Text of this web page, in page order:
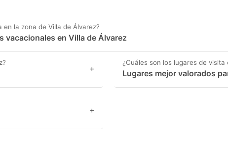
la zona de Villa de Álvarez?
vacacionales en Villa de Álvarez
+
¿Cuáles son los lugares de
Lugares mejor valorados
+